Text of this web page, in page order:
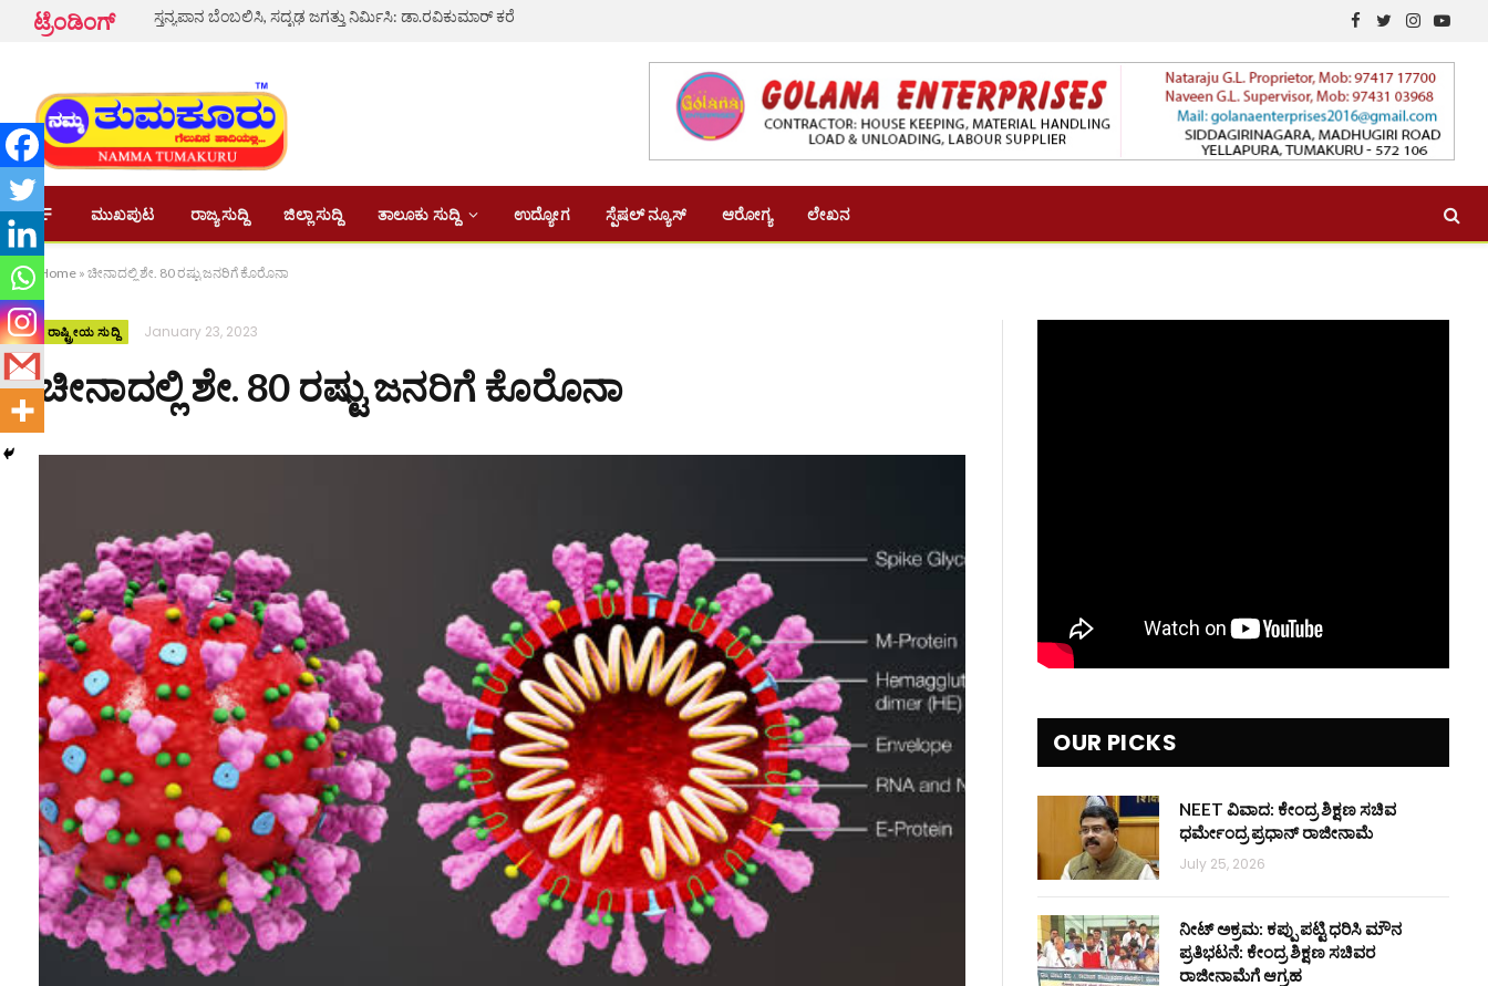
ಟ್ರೆಂಡಿಂಗ್ ಸ್ತನ್ಯಪಾನ ಬೆಂಬಲಿಸಿ, ಸದೃಢ ಜಗತ್ತು ನಿರ್ಮಿಸಿ: ಡಾ.ರವಿಕುಮಾರ್ ಕರೆ
Facebook
TwitterInstagram
ಮುಖಪುಟ ರಾಜ್ಯ ಸುದ್ದಿ ಜಿಲ್ಲಾ ಸುದ್ದಿ ತಾಲೂಕು ಸುದ್ದಿ ಉದ್ಯೋಗ ಸ್ಪೆಷಲ್ ನ್ಯೂಸ್ ಆರೋಗ್ಯ ಲೇಖನ
Home » ಚೀನಾದಲ್ಲಿ ಶೇ. 80 ರಷ್ಟು ಜನರಿಗೆ ಕೊರೊನಾ
ರಾಷ್ಟ್ರೀಯ ಸುದ್ದಿ January 23, 2023
ಚೀನಾದಲ್ಲಿ ಶೇ. 80 ರಷ್ಟು ಜನರಿಗೆ ಕೊರೊನಾ
OUR PICKS
NEET ವಿವಾದ: ಕೇಂದ್ರ ಶಿಕ್ಷಣ ಸಚಿವ
ಧರ್ಮೇಂದ್ರ ಪ್ರಧಾನ್ ರಾಜೀನಾಮೆ
July 25, 2026
ನೀಟ್ ಅಕ್ರಮ: ಕಪ್ಪು ಪಟ್ಟಿ ಧರಿಸಿ ಮೌನ
ಪ್ರತಿಭಟನೆ: ಕೇಂದ್ರ ಶಿಕ್ಷಣ ಸಚಿವರ
ರಾಜೀನಾಮೆಗೆ ಆಗ್ರಹ